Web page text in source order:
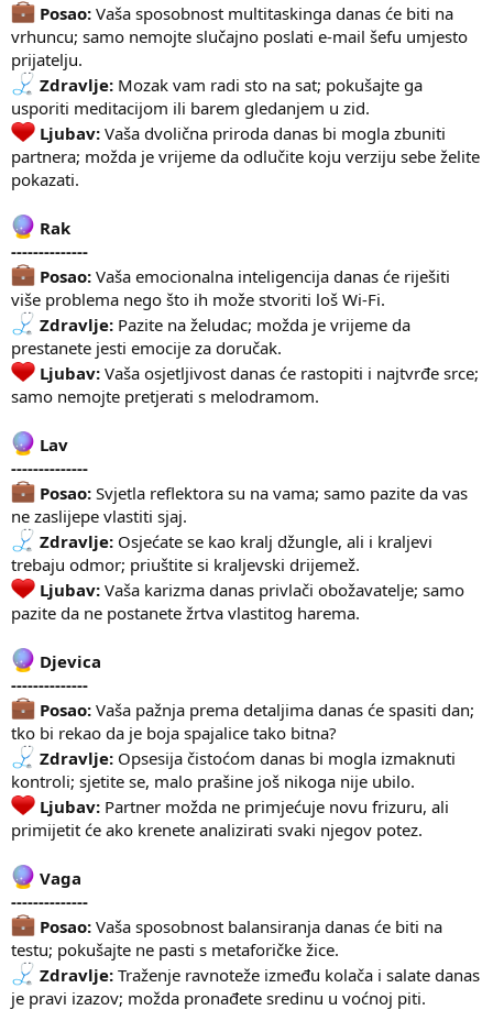
Posao: Vaša sposobnost multitaskinga danas će biti na
vrhuncu; samo nemojte slučajno poslati e-mail šefu umjesto
prijatelju.
Zdravlje: Mozak vam radi sto na sat; pokušajte ga
usporiti meditacijom ili barem gledanjem u zid.
Ljubav: Vaša dvolična priroda danas bi mogla zbuniti
partnera; možda je vrijeme da odlučite koju verziju sebe želite
pokazati.
Rak
--------------
Posao: Vaša emocionalna inteligencija danas će riješiti
više problema nego što ih može stvoriti loš Wi-Fi.
Zdravlje: Pazite na želudac; možda je vrijeme da
prestanete jesti emocije za doručak.
Ljubav: Vaša osjetljivost danas će rastopiti i najtvrđe srce;
samo nemojte pretjerati s melodramom.
Lav
--------------
Posao: Svjetla reflektora su na vama; samo pazite da vas
ne zaslijepe vlastiti sjaj.
Zdravlje: Osjećate se kao kralj džungle, ali i kraljevi
trebaju odmor; priuštite si kraljevski drijemež.
Ljubav: Vaša karizma danas privlači obožavatelje; samo
pazite da ne postanete žrtva vlastitog harema.
Djevica
--------------
Posao: Vaša pažnja prema detaljima danas će spasiti dan;
tko bi rekao da je boja spajalice tako bitna?
Zdravlje: Opsesija čistoćom danas bi mogla izmaknuti
kontroli; sjetite se, malo prašine još nikoga nije ubilo.
Ljubav: Partner možda ne primjećuje novu frizuru, ali
primijetit će ako krenete analizirati svaki njegov potez.
Vaga
--------------
Posao: Vaša sposobnost balansiranja danas će biti na
testu; pokušajte ne pasti s metaforičke žice.
Zdravlje: Traženje ravnoteže između kolača i salate danas
je pravi izazov; možda pronađete sredinu u voćnoj piti.